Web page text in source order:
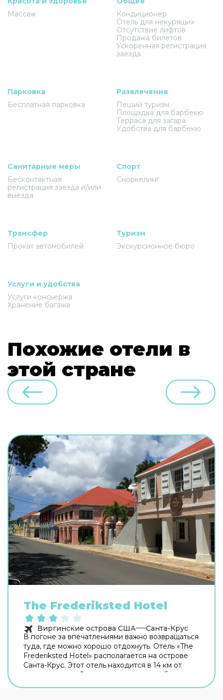
Массаж
Кондиционер
Отель для некурящих
Отсутствие лифтов
Продажа билетов
Ускоренная регистрация
заезда
Парковка
Бесплатная парковка
Развлечения
Пеший туризм
Площадка для барбекю
Терраса для загара
Удобства для барбекю
Санитарные меры
Бесконтактная
регистрация заезда и/или
выезда
Спорт
Сноркелинг
Трансфер
Прокат автомобилей
Туризм
Экскурсионное бюро
Услуги и удобства
Услуги консьержа
Хранение багажа
Похожие отели в
этой стране
The Frederiksted Hotel
Виргинские острова США
Санта-Крус
В погоне за впечатлениями важно возвращаться
туда, где можно хорошо отдохнуть. Отель «The
Frederiksted Hotel» располагается на острове
Санта-Крус. Этот отель находится в 14 км от
центра города. Время вспомнить о хлебе